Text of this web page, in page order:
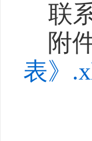
联
附
表》